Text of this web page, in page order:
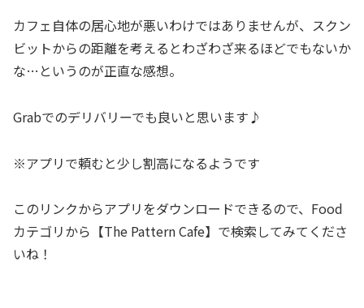
カフェ自体の居心地が悪いわけではありませんが、スクン
ビットからの距離を考えるとわざわざ来るほどでもないか
な…というのが正直な感想。
Grabでのデリバリーでも良いと思います♪
※アプリで頼むと少し割高になるようです
このリンクからアプリをダウンロードできるので、Food
カテゴリから【The Pattern Cafe】で検索してみてくださ
いね！